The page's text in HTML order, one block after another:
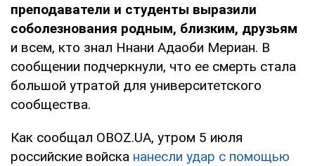
преподаватели и студенты выразили
соболезнования родным, близким, друзьям
и всем, кто знал Ннани Адаоби Мериан. В
сообщении подчеркнули, что ее смерть стала
большой утратой для университетского
сообщества.
Как сообщал OBOZ.UA, утром 5 июля
российские войска нанесли удар с помощью